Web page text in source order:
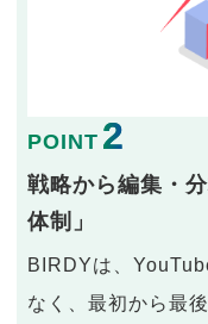
POINT 2
戦略から編集・
体制」
BIRDYは、
なく、最初から最